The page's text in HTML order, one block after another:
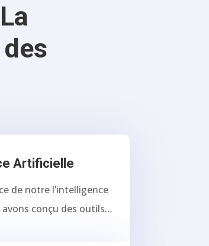
Artificielle
de notre l’intelligence
avons conçu des outils…